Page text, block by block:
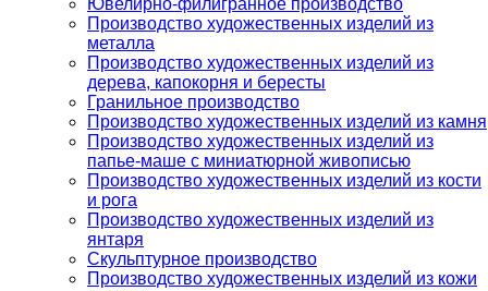
Ювелирно-филигранное производство
Производство художественных изделий из
металла
Производство художественных изделий из
дерева, капокорня и бересты
Гранильное производство
Производство художественных изделий из камня
Производство художественных изделий из
папье-маше с миниатюрной живописью
Производство художественных изделий из кости
и рога
Производство художественных изделий из
янтаря
Скульптурное производство
Производство художественных изделий из кожи